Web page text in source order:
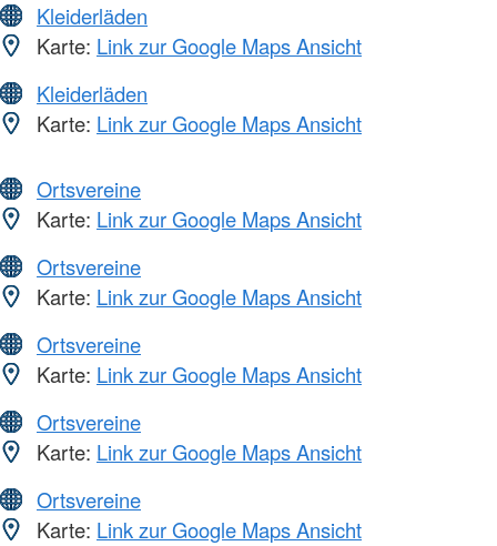
Kleiderläden
Karte: Link zur Google Maps Ansicht
Kleiderläden
Karte: Link zur Google Maps Ansicht
Ortsvereine
Karte: Link zur Google Maps Ansicht
Ortsvereine
Karte: Link zur Google Maps Ansicht
Ortsvereine
Karte: Link zur Google Maps Ansicht
Ortsvereine
Karte: Link zur Google Maps Ansicht
Ortsvereine
Karte: Link zur Google Maps Ansicht